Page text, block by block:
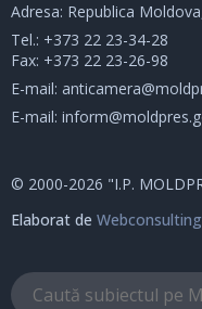
Adresa: Republica
Tel.: +373 22 23-34-28
Fax: +373 22 23-26-98
E-mail:
E-mail:
© 2000-2026 "I.P.
Elaborat de